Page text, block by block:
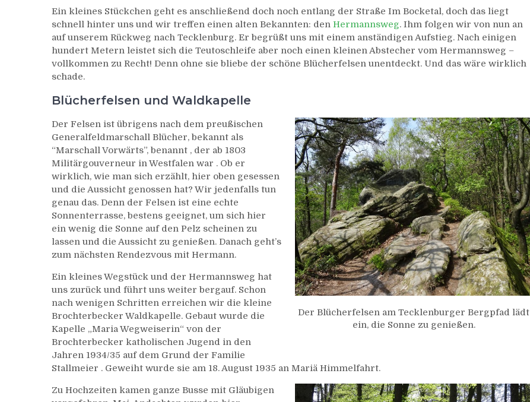
Ein kleines Stückchen geht es anschließend doch noch entlang der Straße Im Bocketal, doch das liegt
schnell hinter uns und wir treffen einen alten Bekannten: den Hermannsweg. Ihm folgen wir von nun an
auf unserem Rückweg nach Tecklenburg. Er begrüßt uns mit einem anständigen Aufstieg. Nach einigen
hundert Metern leistet sich die Teutoschleife aber noch einen kleinen Abstecher vom Hermannsweg –
vollkommen zu Recht! Denn ohne sie bliebe der schöne Blücherfelsen unentdeckt. Und das wäre wirklich
schade.
Blücherfelsen und Waldkapelle
Der Blücherfelsen am Tecklenburger Bergpfad lädt
ein, die Sonne zu genießen.
Der Felsen ist übrigens nach dem preußischen
Generalfeldmarschall Blücher, bekannt als
“Marschall Vorwärts”, benannt , der ab 1803
Militärgouverneur in Westfalen war . Ob er
wirklich, wie man sich erzählt, hier oben gesessen
und die Aussicht genossen hat? Wir jedenfalls tun
genau das. Denn der Felsen ist eine echte
Sonnenterrasse, bestens geeignet, um sich hier
ein wenig die Sonne auf den Pelz scheinen zu
lassen und die Aussicht zu genießen. Danach geht’s
zum nächsten Rendezvous mit Hermann.
Ein kleines Wegstück und der Hermannsweg hat
uns zurück und führt uns weiter bergauf. Schon
nach wenigen Schritten erreichen wir die kleine
Brochterbecker Waldkapelle. Gebaut wurde die
Kapelle „Maria Wegweiserin“ von der
Brochterbecker katholischen Jugend in den
Jahren 1934/35 auf dem Grund der Familie
Stallmeier . Geweiht wurde sie am 18. August 1935 an Mariä Himmelfahrt.
Zu Hochzeiten kamen ganze Busse mit Gläubigen